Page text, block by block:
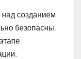
созданием
безопасны